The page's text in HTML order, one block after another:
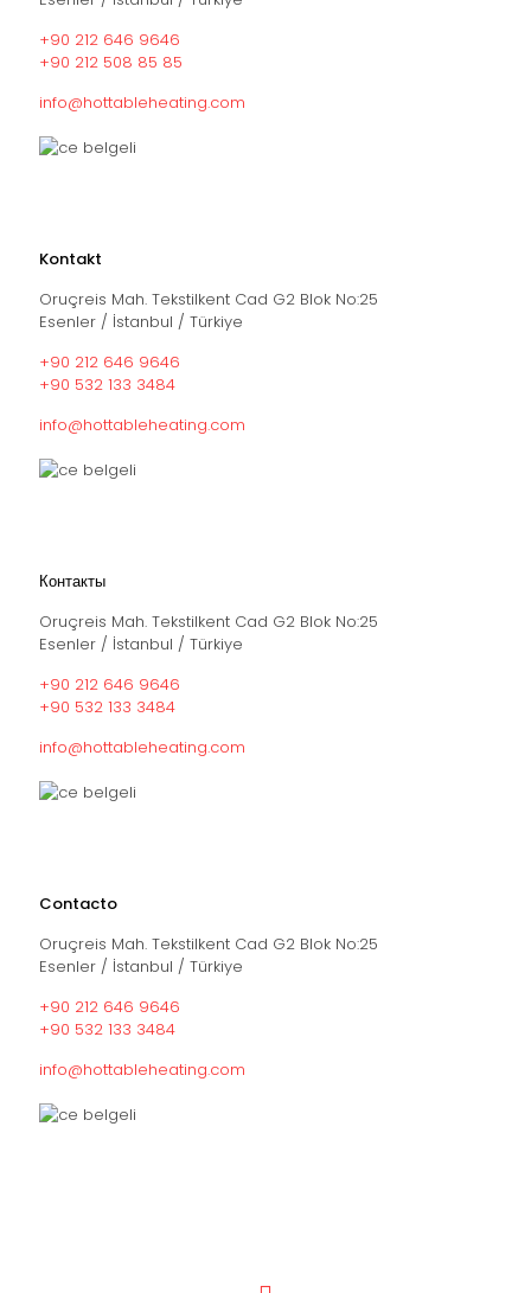
+90 212 646 9646
+90 212 508 85 85
info@hottableheating.com
Kontakt
Oruçreis Mah. Tekstilkent Cad G2 Blok No:25
Esenler / İstanbul / Türkiye
+90 212 646 9646
+90 532 133 3484
info@hottableheating.com
Контакты
Oruçreis Mah. Tekstilkent Cad G2 Blok No:25
Esenler / İstanbul / Türkiye
+90 212 646 9646
+90 532 133 3484
info@hottableheating.com
Contacto
Oruçreis Mah. Tekstilkent Cad G2 Blok No:25
Esenler / İstanbul / Türkiye
+90 212 646 9646
+90 532 133 3484
info@hottableheating.com